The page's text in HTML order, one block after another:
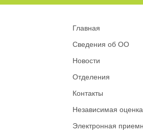
Главная
Сведения об ОО
Новости
Отделения
Контакты
Независимая
Электронная